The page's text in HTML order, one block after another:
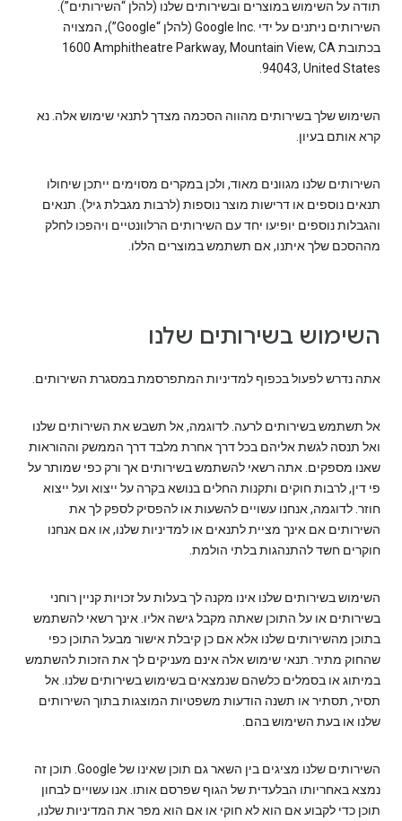
תודה על השימוש במוצרים ובשירותים שלנו (להלן “השירותים”).
השירותים ניתנים על ידי Google Inc.‎ ‏(להלן “Google”), המצויה
בכתובת ‎1600 Amphitheatre Parkway, Mountain View, CA
94043, United States.
השימוש שלך בשירותים מהווה הסכמה מצדך לתנאי שימוש אלה. נא
קרא אותם בעיון.
השירותים שלנו מגוונים מאוד, ולכן במקרים מסוימים ייתכן שיחולו
תנאים נוספים או דרישות מוצר נוספות (לרבות מגבלת גיל). תנאים
והגבלות נוספים יופיעו יחד עם השירותים הרלוונטיים ויהפכו לחלק
מההסכם שלך איתנו, אם תשתמש במוצרים הללו.
השימוש בשירותים שלנו
אתה נדרש לפעול בכפוף למדיניות המתפרסמת במסגרת השירותים.
אל תשתמש בשירותים לרעה. לדוגמה, אל תשבש את השירותים שלנו
ואל תנסה לגשת אליהם בכל דרך אחרת מלבד דרך הממשק וההוראות
שאנו מספקים. אתה רשאי להשתמש בשירותים אך ורק כפי שמותר על
פי דין, לרבות חוקים ותקנות החלים בנושא בקרה על ייצוא ועל ייצוא
חוזר. לדוגמה, אנחנו עשויים להשעות או להפסיק לספק לך את
השירותים אם אינך מציית לתנאים או למדיניות שלנו, או אם אנחנו
חוקרים חשד להתנהגות בלתי הולמת.
השימוש בשירותים שלנו אינו מקנה לך בעלות על זכויות קניין רוחני
בשירותים או על התוכן שאתה מקבל גישה אליו. אינך רשאי להשתמש
בתוכן מהשירותים שלנו אלא אם כן קיבלת אישור מבעל התוכן כפי
שהחוק מתיר. תנאי שימוש אלה אינם מעניקים לך את הזכות להשתמש
במיתוג או בסמלים כלשהם שנמצאים בשימוש בשירותים שלנו. אל
תסיר, תסתיר או תשנה הודעות משפטיות המוצגות בתוך השירותים
שלנו או בעת השימוש בהם.
השירותים שלנו מציגים בין השאר גם תוכן שאינו של Google. תוכן זה
נמצא באחריותו הבלעדית של הגוף שפרסם אותו. אנו עשויים לבחון
תוכן כדי לקבוע אם הוא לא חוקי או אם הוא מפר את המדיניות שלנו,